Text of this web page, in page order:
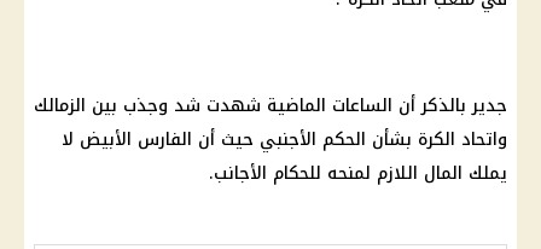
جدير بالذكر أن الساعات الماضية شهدت شد وجذب بين الزمالك
واتحاد الكرة بشأن الحكم الأجنبي حيث أن الفارس الأبيض لا
يملك المال اللازم لمنحه للحكام الأجانب.